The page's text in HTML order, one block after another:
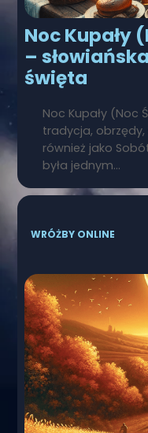
Noc Kupały
–
święta
Noc Kupały (Noc
tradycja, obrzędy,
również jako
była jednym…
WRÓŻBY ONLINE